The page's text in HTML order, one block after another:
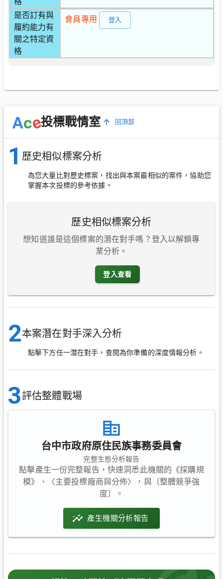
是否訂有與
履約能力有
關之特定資
格
會員專用 登入
Ace投標戰情室 回頂部
1 歷史相似標案分析
為您大量比對歷史標案，找出與本案最相似的案件，協助您
掌握本次投標的參考依據。
歷史相似標案分析
想知道誰是這個標案的潛在對手嗎？登入以解鎖專
業分析。
登入查看
2本案潛在對手深入分析
點擊下方任一潛在對手，查閱為你準備的深度情報分析。
3評估整體戰場
台中市政府原住民族事務委員會
完整生態分析報告
點擊產生一份完整報告，快速洞悉此機關的《採購規
模》、〈主要投標廠商與分佈〉，與〔整體競爭強
度〕。
產生機關分析報告